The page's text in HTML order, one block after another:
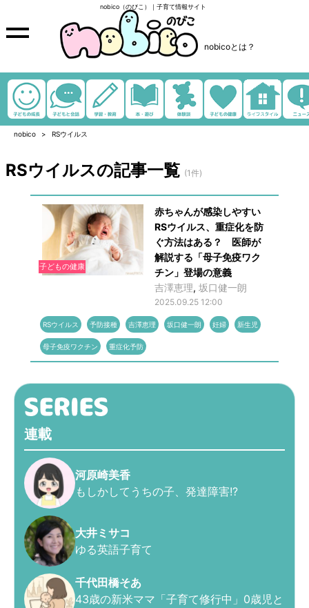
nobico（のびこ）｜子育て情報サイト
nobicoとは？
nobico RSウイルス
RSウイルスの記事一覧 (1件)
子どもの健康
赤ちゃんが感染しやすい
RSウイルス、重症化を防
ぐ方法はある？ 医師が
解説する「母子免疫ワク
チン」登場の意義
吉澤恵理, 坂口健一朗
2025.09.25 12:00
RSウイルス 予防接種 吉澤恵理 坂口健一朗 妊婦 新生児
母子免疫ワクチン 重症化予防
連載
河原崎美香
もしかしてうちの子、発達障害!?
大井ミサコ
ゆる英語子育て
千代田橋そあ
43歳の新米ママ「子育て修行中」0歳児と